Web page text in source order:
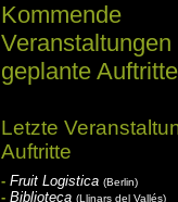
Kommende
Veranstaltungen
geplante Auftritte
Letzte
Auftritte
- Fruit Logistica (Berlin)
- Biblioteca (Llinars del Vallés)